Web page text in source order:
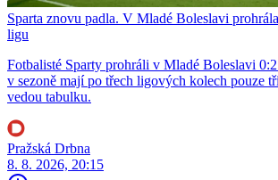
Sparta znovu padla. V Mladé Boleslavi
ligu
Fotbalisté Sparty prohráli v Mladé Boleslavi
v sezoně mají po třech ligových kolech pouze
vedou tabulku.
Pražská Drbna
8. 8. 2026, 20:15